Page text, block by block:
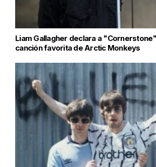
Liam Gallagher declara a
canción favorita de Arctic Monkeys